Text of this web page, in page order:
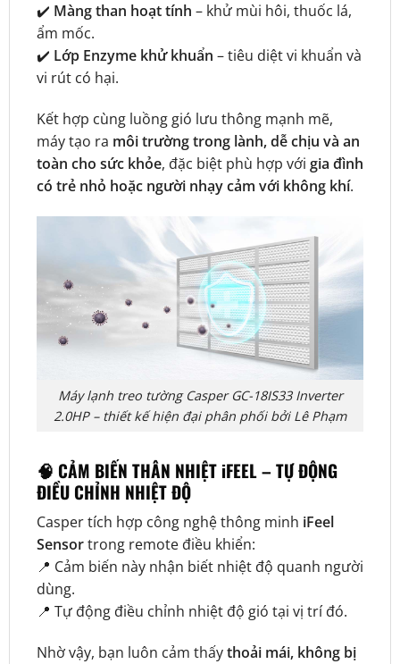
✔️ Màng than hoạt tính – khử mùi hôi, thuốc lá,
ẩm mốc.
✔️ Lớp Enzyme khử khuẩn – tiêu diệt vi khuẩn và
vi rút có hại.
Kết hợp cùng luồng gió lưu thông mạnh mẽ,
máy tạo ra môi trường trong lành, dễ chịu và an
toàn cho sức khỏe, đặc biệt phù hợp với gia đình
có trẻ nhỏ hoặc người nhạy cảm với không khí.
Máy lạnh treo tường Casper GC-18IS33 Inverter
2.0HP – thiết kế hiện đại phân phối bởi Lê Phạm
🧠 CẢM BIẾN THÂN NHIỆT iFEEL – TỰ ĐỘNG
ĐIỀU CHỈNH NHIỆT ĐỘ
Casper tích hợp công nghệ thông minh iFeel
Sensortrong remote điều khiển:
📍 Cảm biến này nhận biết nhiệt độ quanh người
dùng.
📍 Tự động điều chỉnh nhiệt độ gió tại vị trí đó.
Nhờ vậy, bạn luôn cảm thấythoải mái, không bị